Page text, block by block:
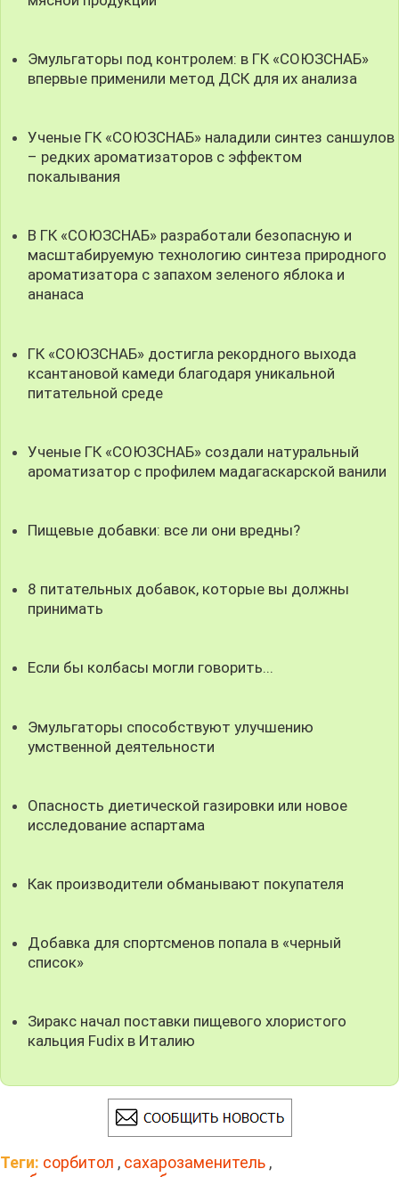
Эмульгаторы под контролем: в ГК «СОЮЗСНАБ»
впервые применили метод ДСК для их анализа
Ученые ГК «СОЮЗСНАБ» наладили синтез саншулов
– редких ароматизаторов с эффектом
покалывания
В ГК «СОЮЗСНАБ» разработали безопасную и
масштабируемую технологию синтеза природного
ароматизатора с запахом зеленого яблока и
ананаса
ГК «СОЮЗСНАБ» достигла рекордного выхода
ксантановой камеди благодаря уникальной
питательной среде
Ученые ГК «СОЮЗСНАБ» создали натуральный
ароматизатор с профилем мадагаскарской ванили
Пищевые добавки: все ли они вредны?
8 питательных добавок, которые вы должны
принимать
Если бы колбасы могли говорить...
Эмульгаторы способствуют улучшению
умственной деятельности
Опасность диетической газировки или новое
исследование аспартама
Как производители обманывают покупателя
Добавка для спортсменов попала в «черный
список»
Зиракс начал поставки пищевого хлористого
кальция Fudix в Италию
Теги: сорбитол , сахарозаменитель ,